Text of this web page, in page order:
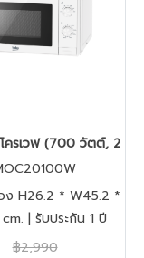
) รุ่น SR-CN108
โครเวฟ (700 วัตต์,
ง H26.2 * W45.2 *
| รับประกัน 1 ปี
฿2,990